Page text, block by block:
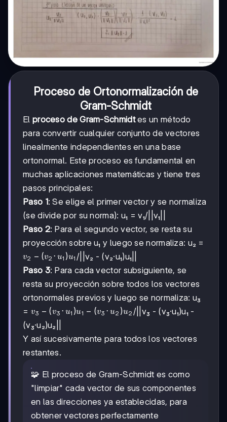
Proceso de Ortonormalización de
Gram-Schmidt
El proceso de Gram-Schmidtes un método
para convertir cualquier conjunto de vectores
linealmente independientes en una base
ortonormal. Este proceso es fundamental en
muchas aplicaciones matemáticas y tiene tres
pasos principales:
Paso 1: Se elige el primer vector y se normaliza
(se divide por su norma): u₁ = v₁/||v₁||
Paso 2: Para el segundo vector, se resta su
proyección sobre u₁ y luego se normaliza: u₂ =
v₂ -
(v₂·u₁)u₁
v2 − (v2 ⋅ u1 )u1 /||v₂ - (v₂·u₁)u₁||
Paso 3: Para cada vector subsiguiente, se
resta su proyección sobre todos los vectores
ortonormales previos y luego se normaliza: u₃
= v₃ -
(v₃·u₁)u₁
-
(v₃·u₂)u₂
v3 − (v3 ⋅ u1 )u1 − (v3 ⋅ u2 )u2 /||v₃ - (v₃·u₁)u₁ -
(v₃·u₂)u₂||
Y así sucesivamente para todos los vectores
restantes.
🧩 El proceso de Gram-Schmidt es como
"limpiar" cada vector de sus componentes
en las direcciones ya establecidas, para
obtener vectores perfectamente